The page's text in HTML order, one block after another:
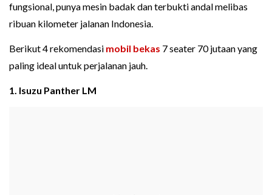
fungsional, punya mesin badak dan terbukti andal melibas
ribuan kilometer jalanan Indonesia.
Berikut 4 rekomendasi mobil bekas 7 seater 70 jutaan yang
paling ideal untuk perjalanan jauh.
1. Isuzu Panther LM